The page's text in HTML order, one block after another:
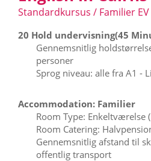
Standardkursus / Familier EV
20 Hold undervisning(45
Gennemsnitlig
personer
Sprog niveau: alle fra A1 -
Accommodation: Familier
Room Type: Enkeltværelse
Room Catering:
Gennemsnitlig afstand til
offentlig transport